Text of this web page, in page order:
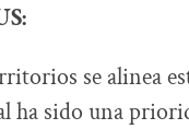
se alinea
ha sido una